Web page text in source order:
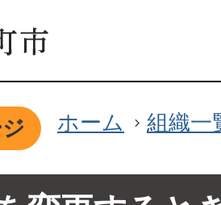
ホーム 組織一